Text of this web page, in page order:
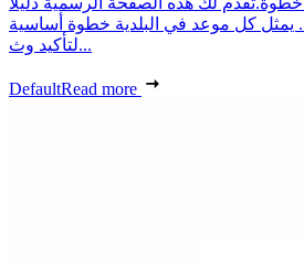
يمثل كل موعد في البلدية خطوة أساسية
لتأكيد وث...
DefaultRead more